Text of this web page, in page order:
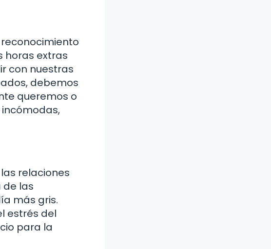
horas extras
con nuestras
debemos
queremos o
relaciones
de las
más gris.
estrés del
para la